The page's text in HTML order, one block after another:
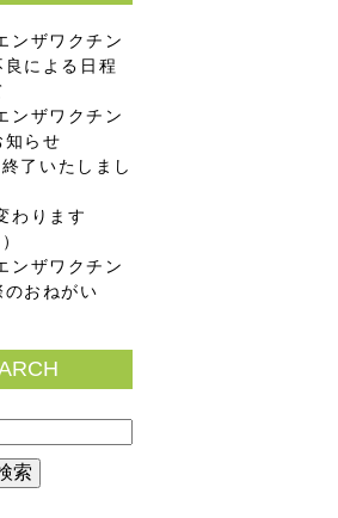
ンザワクチン
による日程
ンザワクチン
知らせ
了いたしまし
わります
ンザワクチン
おねがい